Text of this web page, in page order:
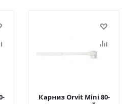
Карниз Orvit Mini 80-